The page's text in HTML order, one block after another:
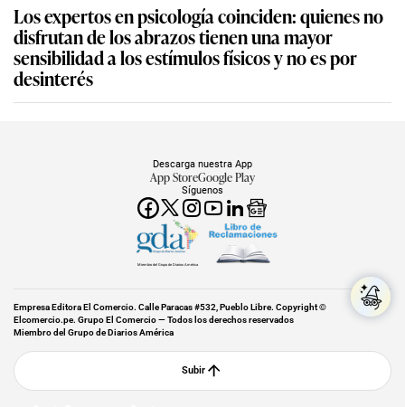
Los expertos en psicología coinciden: quienes no
disfrutan de los abrazos tienen una mayor
sensibilidad a los estímulos físicos y no es por
desinterés
Síguenos
Descarga nuestra App
App StoreGoogle Play
Miembro del Grupo de Diarios América
Empresa Editora El Comercio. Calle Paracas #532, Pueblo Libre. Copyright ©
Elcomercio.pe. Grupo El Comercio — Todos los derechos reservados
Miembro del Grupo de Diarios América
Subir